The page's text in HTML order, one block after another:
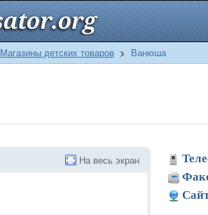
Магазины детских товаров > Ванюша
На весь экран